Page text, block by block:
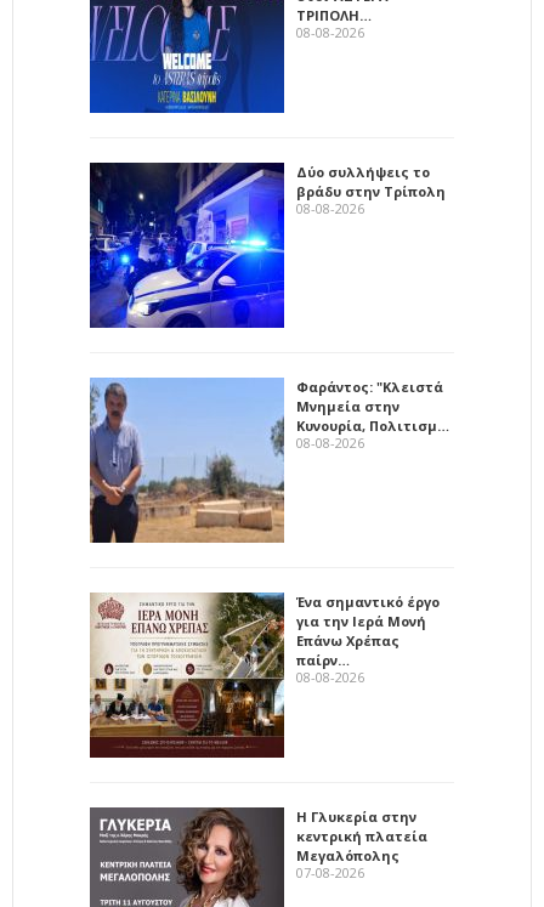
ΤΡΙΠΟΛΗ…
08-08-2026
Δύο συλλήψεις το
βράδυ στην Τρίπολη
08-08-2026
Φαράντος: "Κλειστά
Μνημεία στην
Κυνουρία, Πολιτισμ…
08-08-2026
Ένα σημαντικό έργο
για την Ιερά Μονή
Επάνω Χρέπας
παίρν…
08-08-2026
Η Γλυκερία στην
κεντρική πλατεία
Μεγαλόπολης
07-08-2026